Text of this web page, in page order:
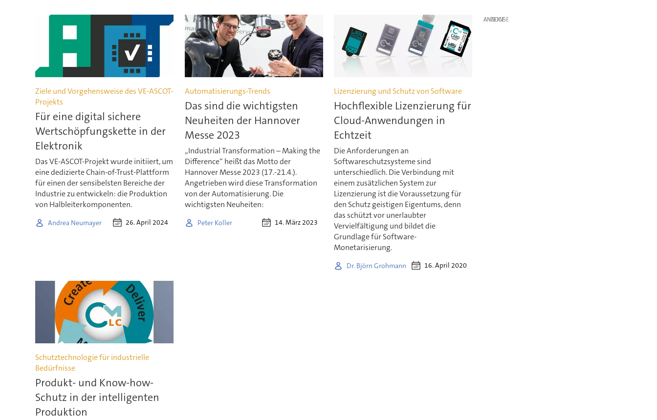
Ziele und Vorgehensweise des VE-ASCOT-
Projekts
Für eine digital sichere
Wertschöpfungskette in der
Elektronik
Das VE-ASCOT-Projekt wurde initiiert, um
eine dedizierte Chain-of-Trust-Plattform
für einen der sensibelsten Bereiche der
Industrie zu entwickeln: die Produktion
von Halbleiterkomponenten.
Andrea Neumayer 26. April 2024
Automatisierungs-Trends
Das sind die wichtigsten
Neuheiten der Hannover
Messe 2023
„Industrial Transformation – Making the
Difference“ heißt das Motto der
Hannover Messe 2023 (17.-21.4.).
Angetrieben wird diese Transformation
von der Automatisierung. Die
wichtigsten Neuheiten:
Peter Koller 14. März 2023
Lizenzierung und Schutz von Software
Hochflexible Lizenzierung für
Cloud-Anwendungen in
Echtzeit
Die Anforderungen an
Softwareschutzsysteme sind
unterschiedlich. Die Verbindung mit
einem zusätzlichen System zur
Lizenzierung ist die Voraussetzung für
den Schutz geistigen Eigentums, denn
das schützt vor unerlaubter
Vervielfältigung und bildet die
Grundlage für Software-
Monetarisierung.
Dr. Björn Grohmann 16. April 2020
ANZEIGE
Schutztechnologie für industrielle
Bedürfnisse
Produkt- und Know-how-
Schutz in der intelligenten
Produktion